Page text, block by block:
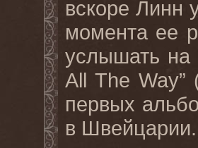
вскоре Линн
момента ее
услышать на
All The Way”
первых
в Швейцарии.